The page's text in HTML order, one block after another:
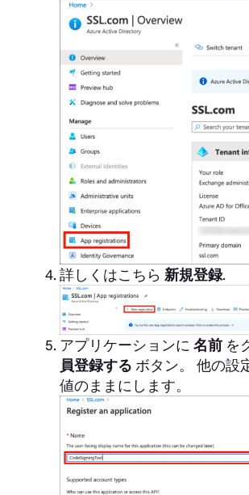
詳しくはこちら 新規登録.
アプリケーションに 名前 を
員登録する ボタン。 他の設
値のままにします。